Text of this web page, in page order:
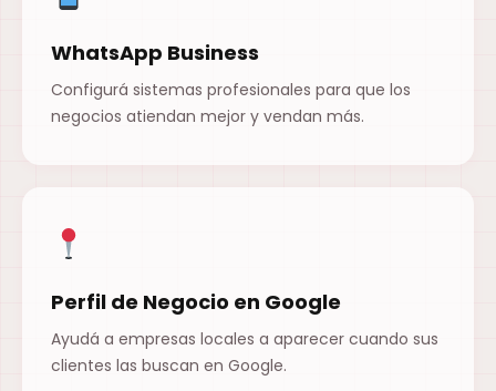
WhatsApp Business
Configurá sistemas profesionales para que los
negocios atiendan mejor y vendan más.
Perfil de Negocio en Google
Ayudá a empresas locales a aparecer cuando sus
clientes las buscan en Google.